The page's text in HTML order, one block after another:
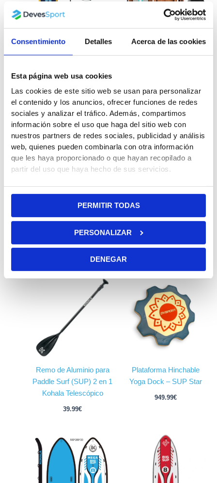
Consentimiento Detalles Acerca de las cookies
Esta página web usa cookies
Las cookies de este sitio web se usan para personalizar
el contenido y los anuncios, ofrecer funciones de redes
sociales y analizar el tráfico. Además, compartimos
información sobre el uso que haga del sitio web con
nuestros partners de redes sociales, publicidad y análisis
web, quienes pueden combinarla con otra información
que les haya proporcionado o que hayan recopilado a
partir del uso que haya hecho de sus servicios.
PERMITIR TODAS
PERSONALIZAR
DENEGAR
Tabla de Paddle Surf
Kohala Drifter 10’’
Fitness Kit Paddle Surf
259.99€ 229.99€
Tabla de Paddle Surf
Hinchable Highpi para
Doble Capa
Remo de Aluminio para
Paddle Surf (SUP) 2 en 1
Kohala Telescópico
39.99€
Plataforma Hinchable
Yoga Dock – SUP Star
949.99€